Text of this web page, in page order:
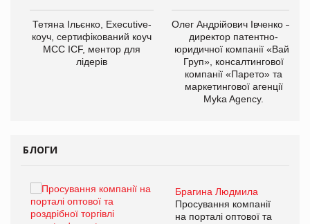
Тетяна Ільєнко, Executive-
коуч, сертифікований коуч
МСС ICF, ментор для
лідерів
Олег Андрійович Івченко —
директор патентно-
юридичної компанії «Вайз
Груп», консалтингової
компанії «Парето» та
маркетингової агенції
Myka Agency.
БЛОГИ
Брагина Людмила
Просування компанії
на порталі оптової та